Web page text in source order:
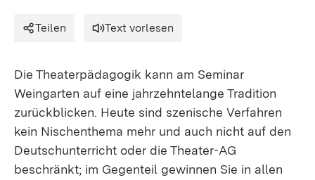
Teilen Text vorlesen
Die Theaterpädagogik kann am Seminar
Weingarten auf eine jahrzehntelange Tradition
zurückblicken. Heute sind szenische Verfahren
kein Nischenthema mehr und auch nicht auf den
Deutschunterricht oder die Theater-AG
beschränkt; im Gegenteil gewinnen Sie in allen